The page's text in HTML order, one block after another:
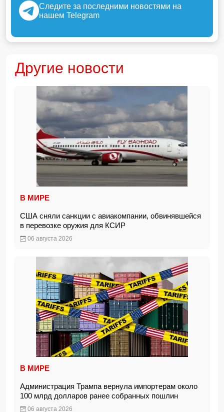
Следите за последними новостями на
нашем Telegram
Другие новости
В МИРЕ
США сняли санкции с авиакомпании, обвинявшейся
в перевозке оружия для КСИР
06 августа 2026
В МИРЕ
Администрация Трампа вернула импортерам около
100 млрд долларов ранее собранных пошлин
06 августа 2026